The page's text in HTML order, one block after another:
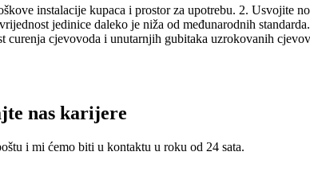
instalacije kupaca i prostor za upotrebu. 2. Usvojite
jedinice daleko je niža od međunarodnih
curenja cjevovoda i unutarnjih gubitaka uzrokovanih
nas karijere
i mi ćemo biti u kontaktu u roku od 24 sata.